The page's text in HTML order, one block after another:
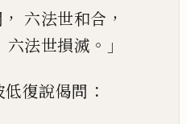
， 六法世和合 ，
六法世損滅 。」
低復說偈問 ：